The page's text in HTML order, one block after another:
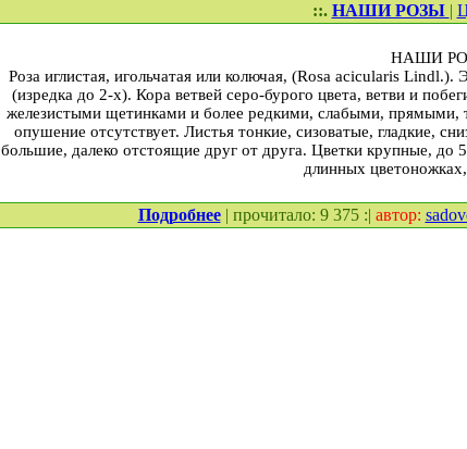
::. НАШИ РОЗЫ |
НАШИ
Роза иглистая, игольчатая или колючая, (Rosa acicularis
(изредка до 2-х). Кора ветвей серо-бурого цвета, ветви и
железистыми щетинками и более редкими, слабыми,
опушение отсутствует. Листья тонкие, сизоватые, гладкие,
большие, далеко отстоящие друг от друга. Цветки крупные,
длинных
Подробнее| прочитало: 9 375 :| автор: